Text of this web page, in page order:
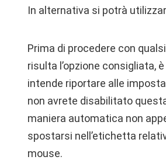
In alternativa si potrà
Prima di procedere con
risulta l’opzione consigliata,
intende riportare alle
non avrete disabilitato
maniera automatica non
spostarsi nell’etichetta
mouse.